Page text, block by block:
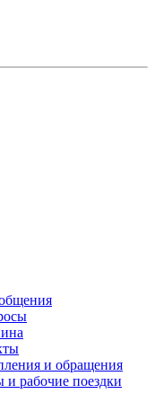
и обращения
рабочие поездки